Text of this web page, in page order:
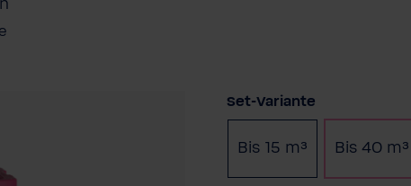
Set-Variante
Bis 15 m³ Bis 40 m³